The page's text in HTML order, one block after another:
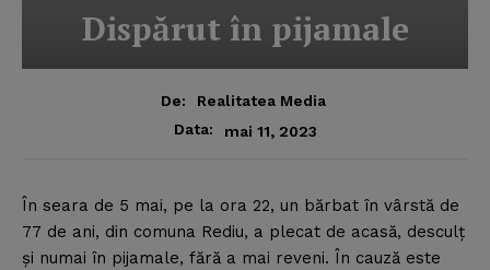
Dispărut în pijamale
De:
Realitatea Media
Data:
mai 11, 2023
În seara de 5 mai, pe la ora 22, un bărbat în vârstă de
77 de ani, din comuna Rediu, a plecat de acasă, desculţ
şi numai în pijamale, fără a mai reveni. În cauză este